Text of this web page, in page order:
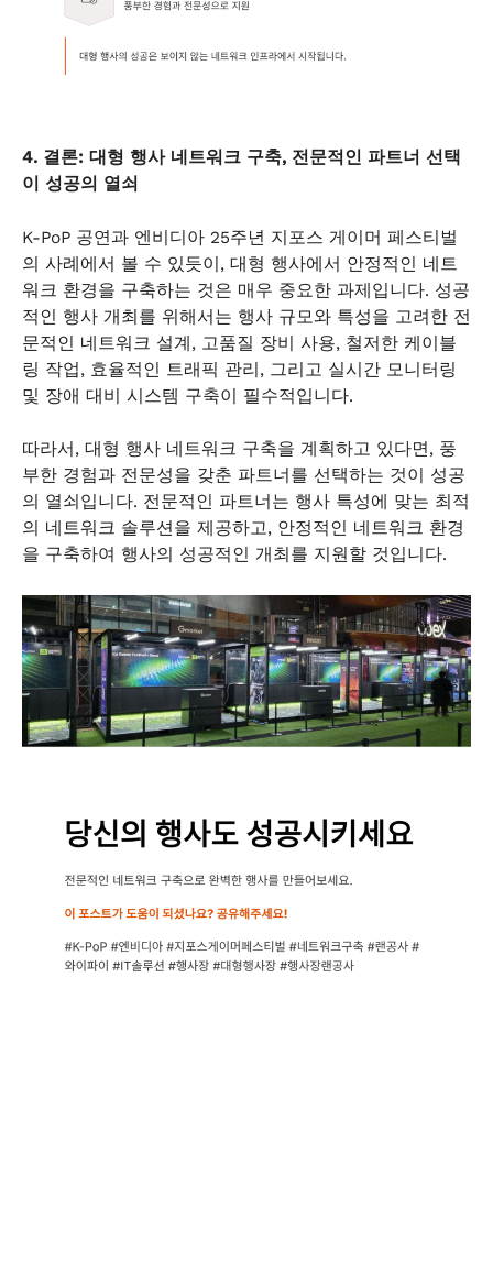
4. 결론: 대형 행사 네트워크 구축, 전문적인 파트너 선택
이 성공의 열쇠
K-PoP 공연과 엔비디아 25주년 지포스 게이머 페스티벌
의 사례에서 볼 수 있듯이, 대형 행사에서 안정적인 네트
워크 환경을 구축하는 것은 매우 중요한 과제입니다. 성공
적인 행사 개최를 위해서는 행사 규모와 특성을 고려한 전
문적인 네트워크 설계, 고품질 장비 사용, 철저한 케이블
링 작업, 효율적인 트래픽 관리, 그리고 실시간 모니터링
및 장애 대비 시스템 구축이 필수적입니다.
따라서, 대형 행사 네트워크 구축을 계획하고 있다면, 풍
부한 경험과 전문성을 갖춘 파트너를 선택하는 것이 성공
의 열쇠입니다. 전문적인 파트너는 행사 특성에 맞는 최적
의 네트워크 솔루션을 제공하고, 안정적인 네트워크 환경
을 구축하여 행사의 성공적인 개최를 지원할 것입니다.